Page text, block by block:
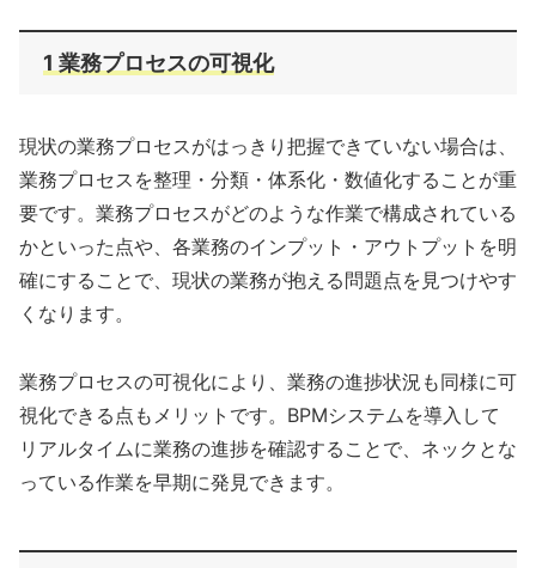
1 業務プロセスの可視化
現状の業務プロセスがはっきり把握できていない場合は、
業務プロセスを整理・分類・体系化・数値化することが重
要です。業務プロセスがどのような作業で構成されている
かといった点や、各業務のインプット・アウトプットを明
確にすることで、現状の業務が抱える問題点を見つけやす
くなります。
業務プロセスの可視化により、業務の進捗状況も同様に可
視化できる点もメリットです。BPMシステムを導入して
リアルタイムに業務の進捗を確認することで、ネックとな
っている作業を早期に発見できます。